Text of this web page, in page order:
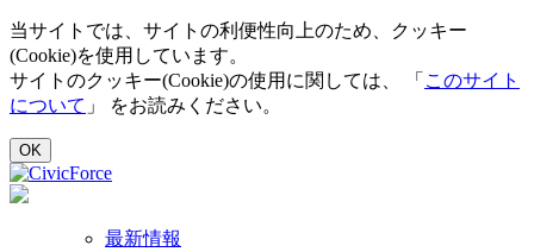
当サイトでは、サイトの利便性向上のため、クッキー
(Cookie)を使用しています。
サイトのクッキー(Cookie)の使用に関しては、 「 このサイト
について 」 をお読みください。
OK
最新情報